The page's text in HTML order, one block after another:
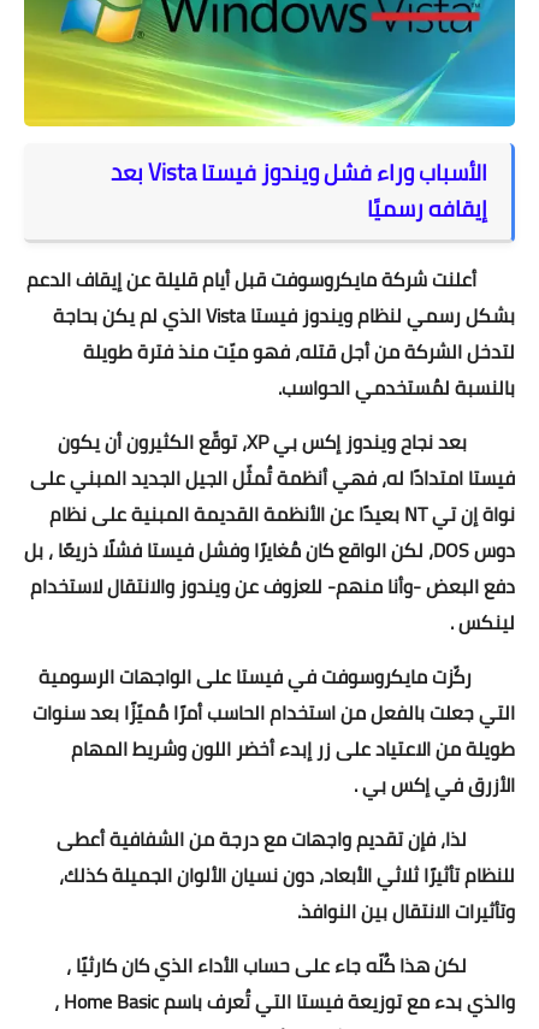
الأسباب وراء فشل ويندوز فيستا Vista بعد
إيقافه رسميًا
أعلنت شركة مايكروسوفت قبل أيام قليلة عن إيقاف الدعم
بشكل رسمي لنظام ويندوز فيستا Vista الذي لم يكن بحاجة
لتدخل الشركة من أجل قتله، فهو ميّت منذ فترة طويلة
بالنسبة لمُستخدمي الحواسب.
بعد نجاح ويندوز إكس بي XP، توقّع الكثيرون أن يكون
فيستا امتدادًا له، فهي أنظمة تُمثّل الجيل الجديد المبني على
نواة إن تي NT بعيدًا عن الأنظمة القديمة المبنية على نظام
دوس DOS، لكن الواقع كان مُغايرًا وفشل فيستا فشلًا ذريعًا ، بل
دفع البعض -وأنا منهم- للعزوف عن ويندوز والانتقال لاستخدام
لينكس .
ركّزت مايكروسوفت في فيستا على الواجهات الرسومية
التي جعلت بالفعل من استخدام الحاسب أمرًا مُميّزًا بعد سنوات
طويلة من الاعتياد على زر إبدء أخضر اللون وشريط المهام
الأزرق في إكس بي .
لذا، فإن تقديم واجهات مع درجة من الشفافية أعطى
للنظام تأثيرًا ثلاثي الأبعاد، دون نسيان الألوان الجميلة كذلك،
وتأثيرات الانتقال بين النوافذ.
لكن هذا كُلّه جاء على حساب الأداء الذي كان كارثيًا ،
والذي بدء مع توزيعة فيستا التي تُعرف باسم Home Basic ،